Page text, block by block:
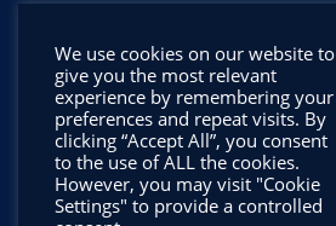
We use cookies on our website to
give you the most relevant
experience by remembering your
preferences and repeat visits. By
clicking “Accept All”, you consent
to the use of ALL the cookies.
However, you may visit "Cookie
Settings" to provide a controlled